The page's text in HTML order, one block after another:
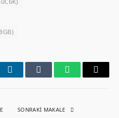
LinkedInTumblr WhatsAppEmail
SONRAKI MAKALE